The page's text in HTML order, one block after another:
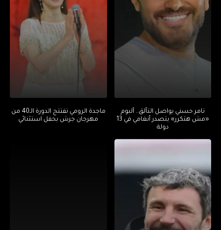
تامر حسني يواصل التألق.. ألبوم
«مش هتكرر» يتصدر أنغامي في 13
دولة
ماجدة الرومي تفتتح الدورة الـ40 من
مهرجان جرش بحفل استثنائي